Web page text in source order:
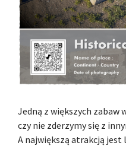
Jedną z większych zabaw
czy nie zderzymy się z
A największą atrakcją